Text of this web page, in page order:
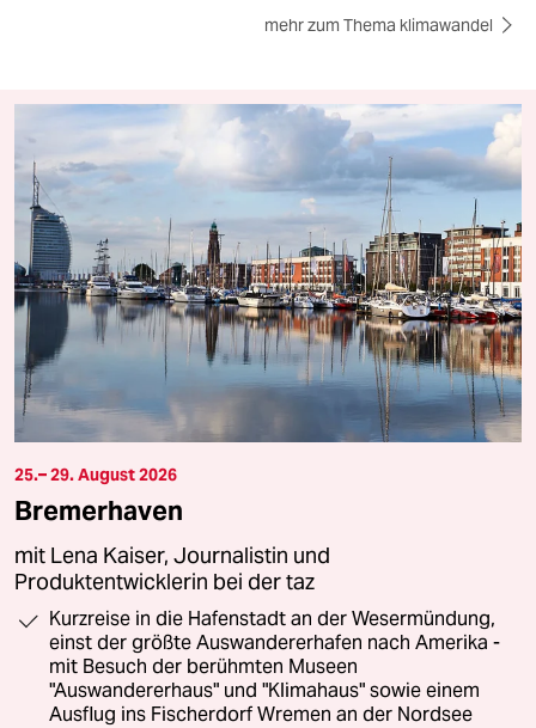
mehr zum Thema klimawandel
25.– 29. August 2026
Bremerhaven
mit Lena Kaiser, Journalistin und
Produktentwicklerin bei der taz
Kurzreise in die Hafenstadt an der Wesermündung,
einst der größte Auswandererhafen nach Amerika -
mit Besuch der berühmten Museen
"Auswandererhaus" und "Klimahaus" sowie einem
Ausflug ins Fischerdorf Wremen an der Nordsee